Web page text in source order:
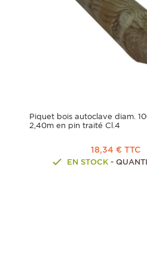
Piquet bois autoclave diam.
2,40m en pin traité Cl.4
18,34 € TTC
EN STOCK-